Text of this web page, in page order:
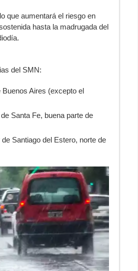
que aumentará el riesgo en
hasta la madrugada del
del SMN:
Aires (excepto el
Santa Fe, buena parte de
Santiago del Estero, norte de